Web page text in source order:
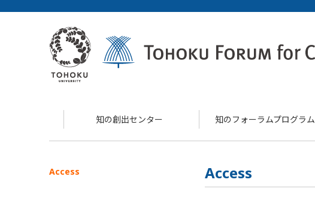
知の創出センター 知のフォーラムプログラム
Access
Access